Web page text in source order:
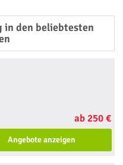
in den beliebtesten
ab 250 €
Angebote anzeigen